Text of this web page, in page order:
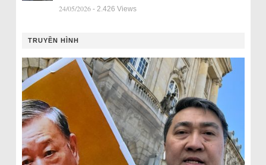
24/05/2026 - 2.426 Views
TRUYỀN HÌNH